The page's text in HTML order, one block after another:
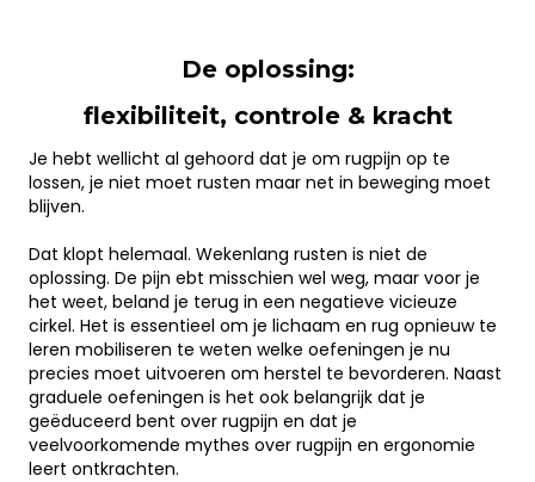
De oplossing:
flexibiliteit, controle & kracht
Je hebt wellicht al gehoord dat je om rugpijn op te
lossen, je niet moet rusten maar net in beweging moet
blijven.
Dat klopt helemaal. Wekenlang rusten is niet de
oplossing. De pijn ebt misschien wel weg, maar voor je
het weet, beland je terug in een negatieve vicieuze
cirkel. Het is essentieel om je lichaam en rug opnieuw te
leren mobiliseren te weten welke oefeningen je nu
precies moet uitvoeren om herstel te bevorderen. Naast
graduele oefeningen is het ook belangrijk dat je
geëduceerd bent over rugpijn en dat je
veelvoorkomende mythes over rugpijn en ergonomie
leert ontkrachten.